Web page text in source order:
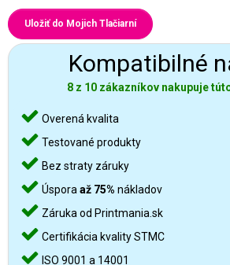
Uložiť do Mojich Tlačiarní
Kompatibilné
8 z 10 zákazníkov nakupuje
Overená kvalita
Testované produkty
Bez straty záruky
Úspora až 75% nákladov
Záruka od Printmania.sk
Certifikácia kvality STMC
ISO 9001 a 14001